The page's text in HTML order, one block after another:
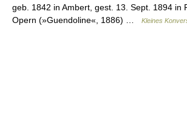
geb. 1842 in Ambert, gest. 13. Sept. 1894 in
Opern (»Guendoline«, 1886) …
Kleines